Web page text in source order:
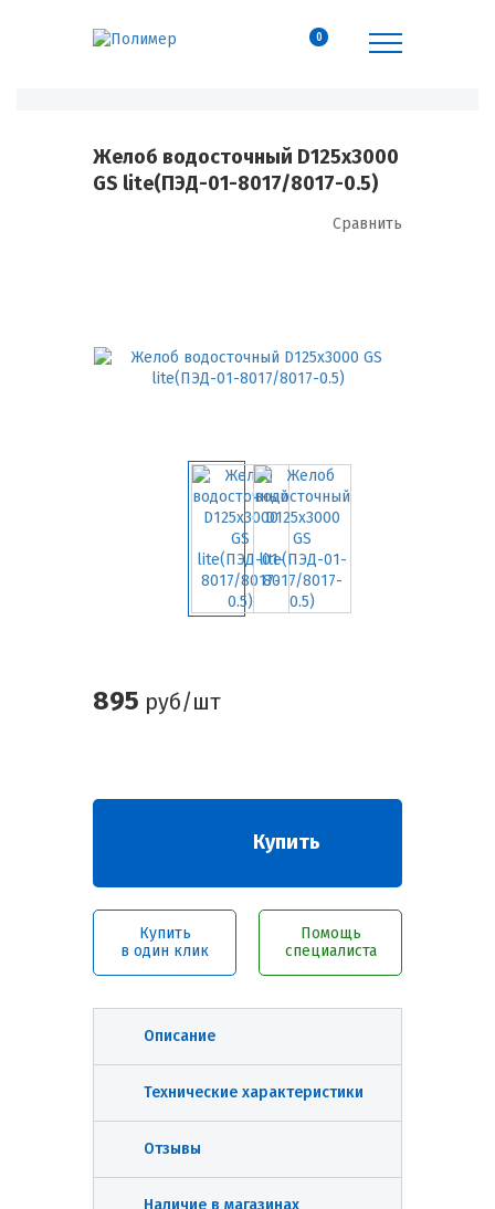
0
Желоб водосточный D125х3000
GS lite(ПЭД-01-8017/8017-0.5)
Сравнить
895 руб/шт
Купить
Купить
в один клик
Помощь
специалиста
Описание
Технические характеристики
Отзывы
Наличие в магазинах